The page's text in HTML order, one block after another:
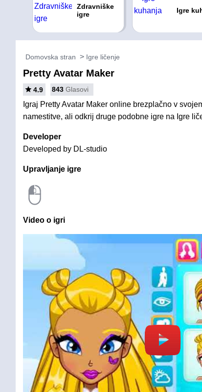
Zdravniške
igre
Igre
Domovska stran Igre ličenje
Pretty Avatar Maker
4.9 843 Glasovi
Igraj Pretty Avatar Maker online brezplačno v
namestitve, ali odkrij druge podobne igre na Igre
Developer
Developed by DL-studio
Upravljanje igre
Video o igri